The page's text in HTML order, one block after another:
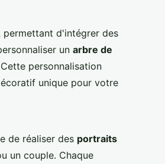
permettant d'intégrer des
un arbre de
personnalisation
unique pour votre
de réaliser des portraits
un couple. Chaque